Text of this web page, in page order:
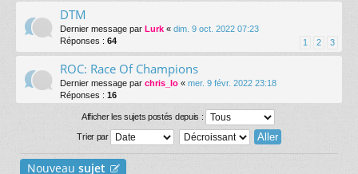
DTM
Dernier message par Lurk « dim. 9 oct. 2022 07:23
Réponses : 64 1 2 3
ROC: Race Of Champions
Dernier message par chris_lo « mer. 9 févr. 2022 23:18
Réponses : 16
Afficher les sujets postés depuis :
Trier par
Nouveau sujet